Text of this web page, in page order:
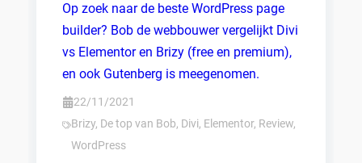
Op zoek naar de beste WordPress page
builder? Bob de webbouwer vergelijkt Divi
vs Elementor en Brizy (free en premium),
en ook Gutenberg is meegenomen.
22/11/2021
Brizy, De top van Bob, Divi, Elementor, Review,
WordPress